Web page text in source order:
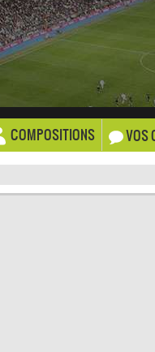
COMPOSITIONS VOS